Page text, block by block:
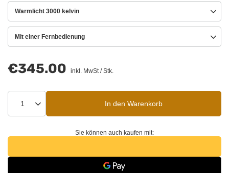
Warmlicht 3000 kelvin
Mit einer Fernbedienung
€345.00 inkl. MwSt/Stk.
In den Warenkorb
Sie können auch kaufen mit: